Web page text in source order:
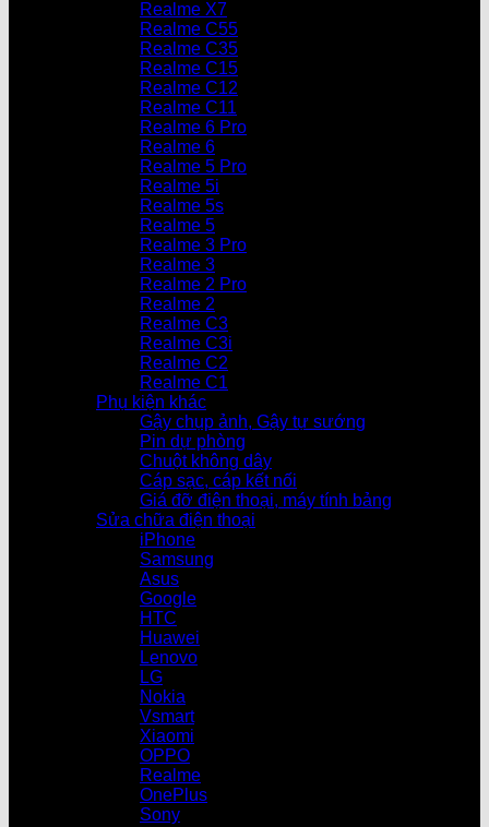
Realme X7
Realme C55
Realme C35
Realme C15
Realme C12
Realme C11
Realme 6 Pro
Realme 6
Realme 5 Pro
Realme 5i
Realme 5s
Realme 5
Realme 3 Pro
Realme 3
Realme 2 Pro
Realme 2
Realme C3
Realme C3i
Realme C2
Realme C1
Phụ kiện khác
Gậy chụp ảnh, Gậy tự sướng
Pin dự phòng
Chuột không dây
Cáp sạc, cáp kết nối
Giá đỡ điện thoại, máy tính bảng
Sửa chữa điện thoại
iPhone
Samsung
Asus
Google
HTC
Huawei
Lenovo
LG
Nokia
Vsmart
Xiaomi
OPPO
Realme
OnePlus
Sony